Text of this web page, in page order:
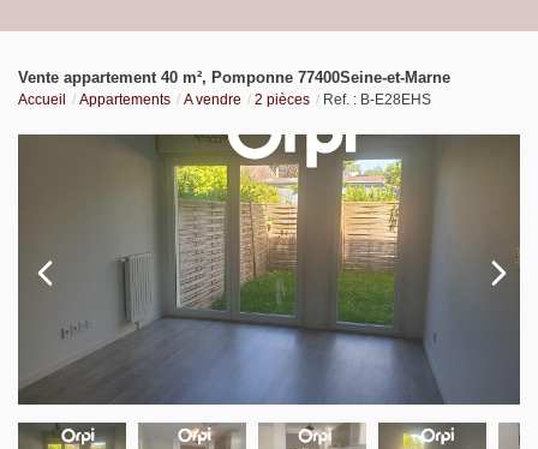
Louer
Faire gérer
Notre agence
Biens vendus
Contact
Vente appartement 40 m², Pomponne 77400Seine-et-Marne
Accueil Appartements A vendre 2 pièces Ref. : B-E28EHS